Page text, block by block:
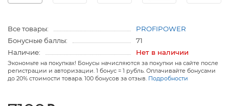
Все товары:
PROFIPOWER
Бонусные баллы:
71
Наличие:
Нет в наличии
Экономьте на покупках! Бонусы начисляются за покупки на сайте после
регистрации и авторизации. 1 бонус = 1 рубль. Оплачивайте бонусами
до 20% стоимости товара. 100 бонусов за отзыв. Подробности